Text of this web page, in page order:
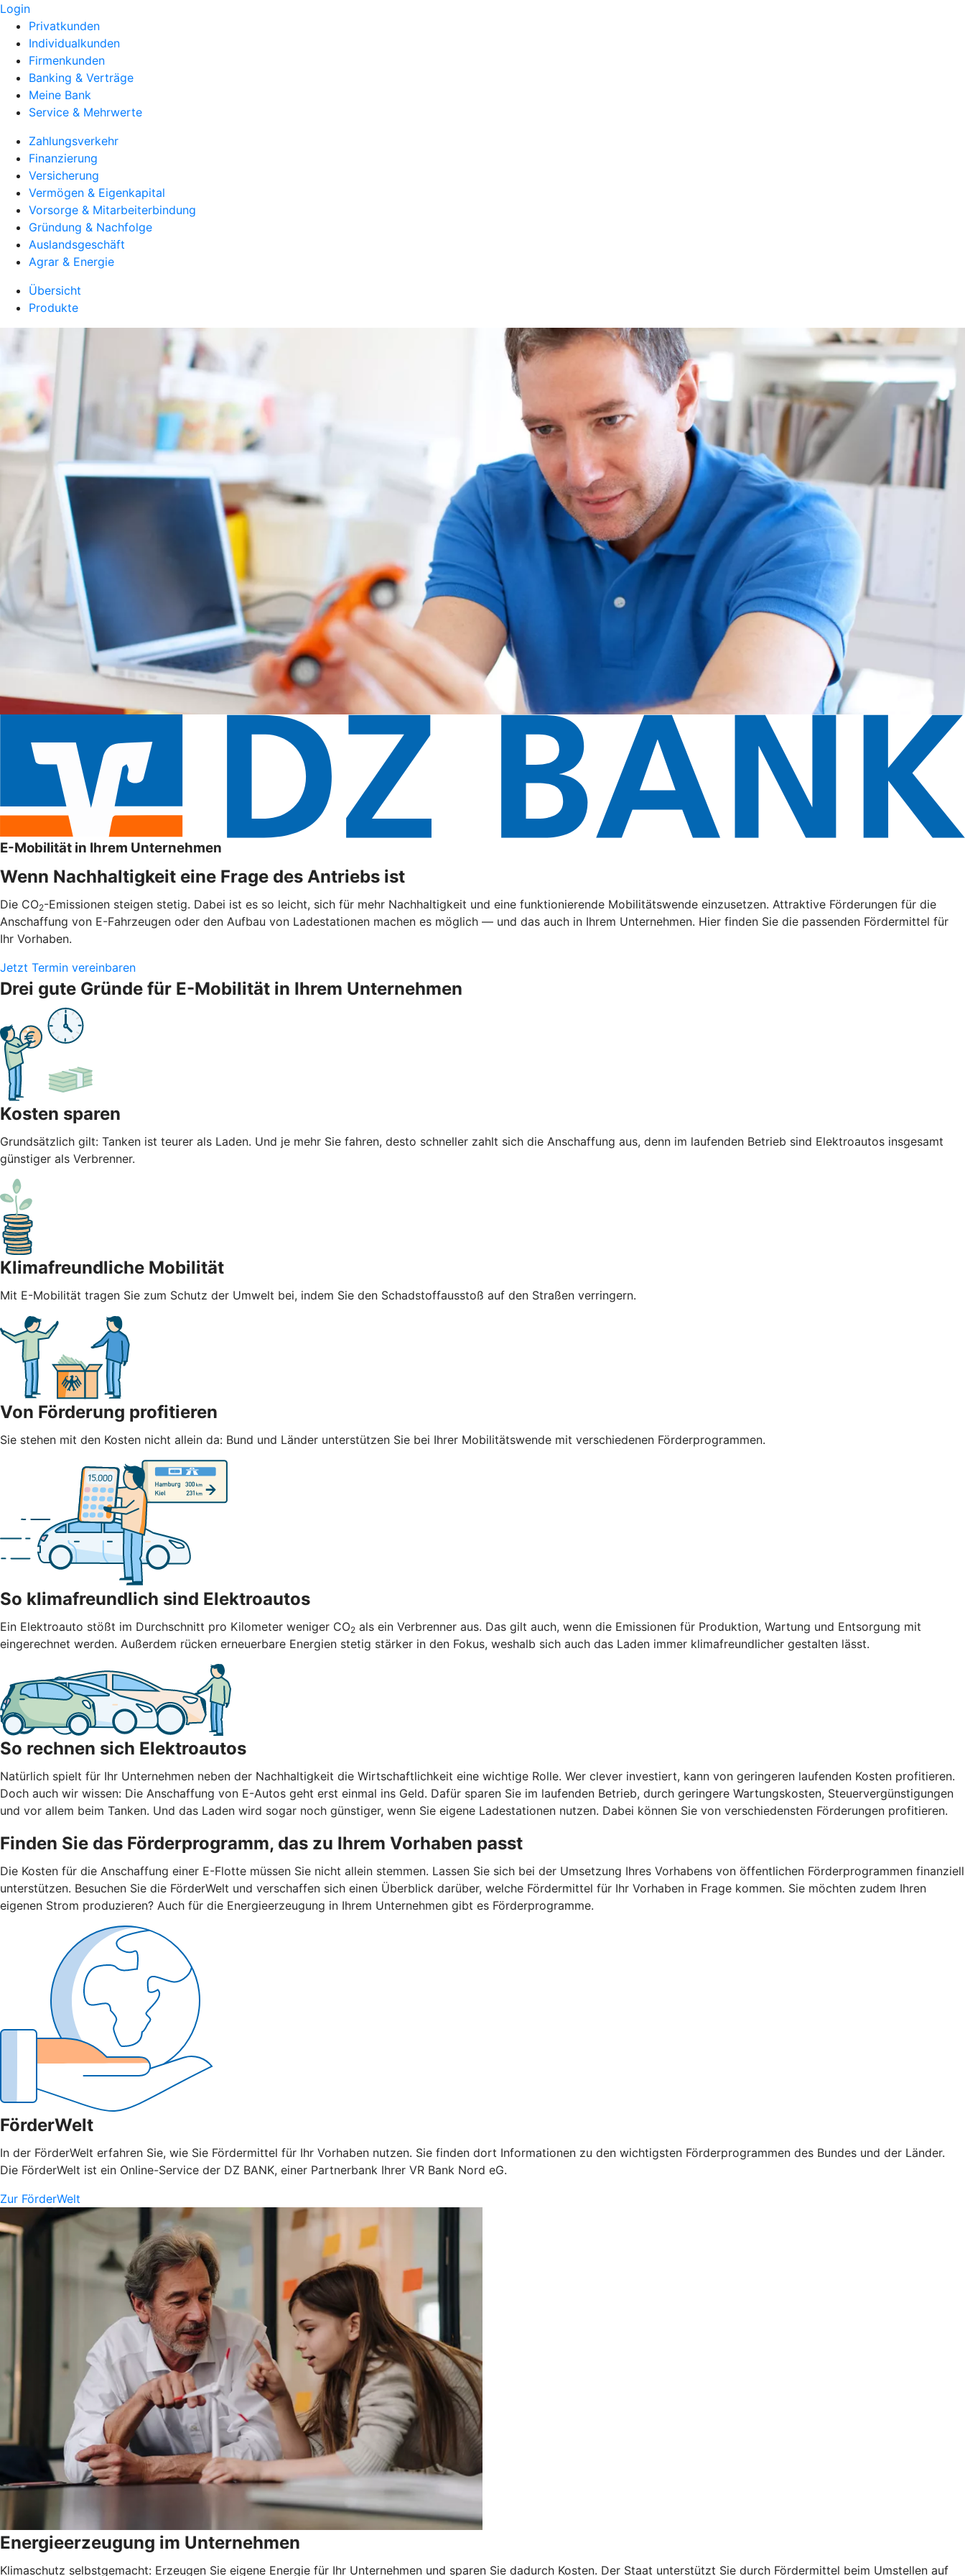
Login
Privatkunden
Individualkunden
Firmenkunden
Banking & Verträge
Meine Bank
Service & Mehrwerte
Zahlungsverkehr
Finanzierung
Versicherung
Vermögen & Eigenkapital
Vorsorge & Mitarbeiterbindung
Gründung & Nachfolge
Auslandsgeschäft
Agrar & Energie
Übersicht
Produkte
E-Mobilität in Ihrem Unternehmen
Wenn Nachhaltigkeit eine Frage des Antriebs ist
Die CO2-Emissionen steigen stetig. Dabei ist es so leicht, sich für mehr Nachhaltigkeit und eine funktionierende Mobilitätswende einzusetzen. Attraktive Förderungen für die
Anschaffung von E-Fahrzeugen oder den Aufbau von Ladestationen machen es möglich — und das auch in Ihrem Unternehmen. Hier finden Sie die passenden Fördermittel für
Ihr Vorhaben.
Jetzt Termin vereinbaren
Drei gute Gründe für E-Mobilität in Ihrem Unternehmen
Kosten sparen
Grundsätzlich gilt: Tanken ist teurer als Laden. Und je mehr Sie fahren, desto schneller zahlt sich die Anschaffung aus, denn im laufenden Betrieb sind Elektroautos insgesamt
günstiger als Verbrenner.
Klimafreundliche Mobilität
Mit E-Mobilität tragen Sie zum Schutz der Umwelt bei, indem Sie den Schadstoffausstoß auf den Straßen verringern.
Von Förderung profitieren
Sie stehen mit den Kosten nicht allein da: Bund und Länder unterstützen Sie bei Ihrer Mobilitätswende mit verschiedenen Förderprogrammen.
So klimafreundlich sind Elektroautos
Ein Elektroauto stößt im Durchschnitt pro Kilometer weniger CO2 als ein Verbrenner aus. Das gilt auch, wenn die Emissionen für Produktion, Wartung und Entsorgung mit
eingerechnet werden. Außerdem rücken erneuerbare Energien stetig stärker in den Fokus, weshalb sich auch das Laden immer klimafreundlicher gestalten lässt.
So rechnen sich Elektroautos
Natürlich spielt für Ihr Unternehmen neben der Nachhaltigkeit die Wirtschaftlichkeit eine wichtige Rolle. Wer clever investiert, kann von geringeren laufenden Kosten profitieren.
Doch auch wir wissen: Die Anschaffung von E-Autos geht erst einmal ins Geld. Dafür sparen Sie im laufenden Betrieb, durch geringere Wartungskosten, Steuervergünstigungen
und vor allem beim Tanken. Und das Laden wird sogar noch günstiger, wenn Sie eigene Ladestationen nutzen. Dabei können Sie von verschiedensten Förderungen profitieren.
Finden Sie das Förderprogramm, das zu Ihrem Vorhaben passt
Die Kosten für die Anschaffung einer E-Flotte müssen Sie nicht allein stemmen. Lassen Sie sich bei der Umsetzung Ihres Vorhabens von öffentlichen Förderprogrammen finanziell
unterstützen. Besuchen Sie die FörderWelt und verschaffen sich einen Überblick darüber, welche Fördermittel für Ihr Vorhaben in Frage kommen. Sie möchten zudem Ihren
eigenen Strom produzieren? Auch für die Energieerzeugung in Ihrem Unternehmen gibt es Förderprogramme.
FörderWelt
In der FörderWelt erfahren Sie, wie Sie Fördermittel für Ihr Vorhaben nutzen. Sie finden dort Informationen zu den wichtigsten Förderprogrammen des Bundes und der Länder.
Die FörderWelt ist ein Online-Service der DZ BANK, einer Partnerbank Ihrer VR Bank Nord eG.
Zur FörderWelt
Energieerzeugung im Unternehmen
Klimaschutz selbstgemacht: Erzeugen Sie eigene Energie für Ihr Unternehmen und sparen Sie dadurch Kosten. Der Staat unterstützt Sie durch Fördermittel beim Umstellen auf